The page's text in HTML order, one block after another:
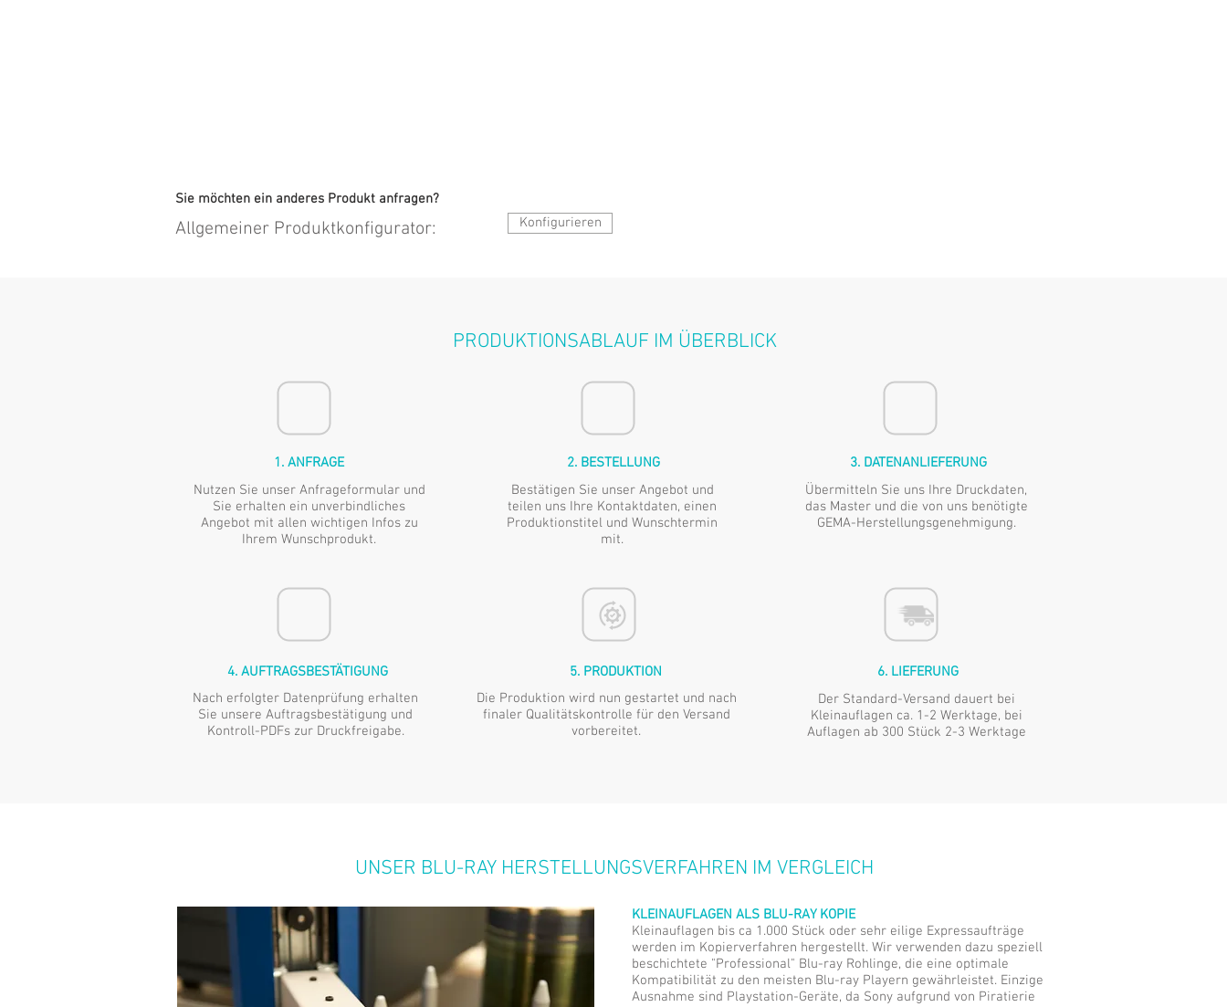
Sie möchten ein anderes Produkt anfragen?
Allgemeiner Produktkonfigurator: Konfigurieren
PRODUKTIONSABLAUF IM ÜBERBLICK
1. ANFRAGE
Nutzen Sie unser Anfrageformular und
Sie erhalten ein unverbindliches
Angebot mit allen wichtigen Infos zu
Ihrem Wunschprodukt.
4. AUFTRAGSBESTÄTIGUNG
Nach erfolgter Datenprüfung erhalten
Sie unsere Auftragsbestätigung und
Kontroll-PDFs zur Druckfreigabe.
2. BESTELLUNG
Bestätigen Sie unser Angebot und
teilen uns Ihre Kontaktdaten, einen
Produktionstitel und Wunschtermin
mit.
5. PRODUKTION
Die Produktion wird nun gestartet und nach
finaler Qualitätskontrolle für den Versand
vorbereitet.
3. DATENANLIEFERUNG
Übermitteln Sie uns Ihre Druckdaten,
das Master und die von uns benötigte
GEMA-Herstellungsgenehmigung.
6. LIEFERUNG
Der Standard-Versand dauert bei
Kleinauflagen ca. 1-2 Werktage, bei
Auflagen ab 300 Stück 2-3 Werktage
UNSER BLU-RAY HERSTELLUNGSVERFAHREN IM VERGLEICH
KLEINAUFLAGEN ALS BLU-RAY KOPIE
Kleinauflagen bis ca 1.000 Stück oder sehr eilige Expressaufträge
werden im Kopierverfahren hergestellt. Wir verwenden dazu speziell
beschichtete "Professional" Blu-ray Rohlinge, die eine optimale
Kompatibilität zu den meisten Blu-ray Playern gewährleistet. Einzige
Ausnahme sind Playstation-Geräte, da Sony aufgrund von Piratierie